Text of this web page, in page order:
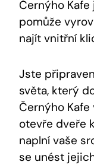
Černýho
pomůže
najít vnitřní
Jste
světa, který
Černýho
otevře dveře
naplní vaše
se unést